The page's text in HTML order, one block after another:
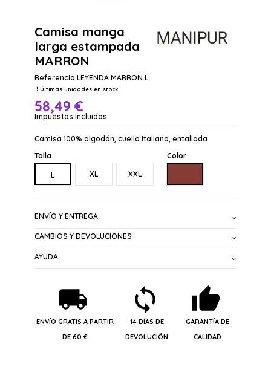
Camisa manga
larga estampada
MARRON
Referencia LEYENDA.MARRON.L
Últimas unidades en stock
58,49 €
Impuestos incluidos
Camisa 100% algodón, cuello italiano, entallada
Talla
L XL XXL
Color
ENVÍO Y ENTREGA
CAMBIOS Y DEVOLUCIONES
AYUDA
ENVÍO GRATIS A PARTIR
DE 60 €
14 DÍAS DE
DEVOLUCIÓN
GARANTÍA DE
CALIDAD